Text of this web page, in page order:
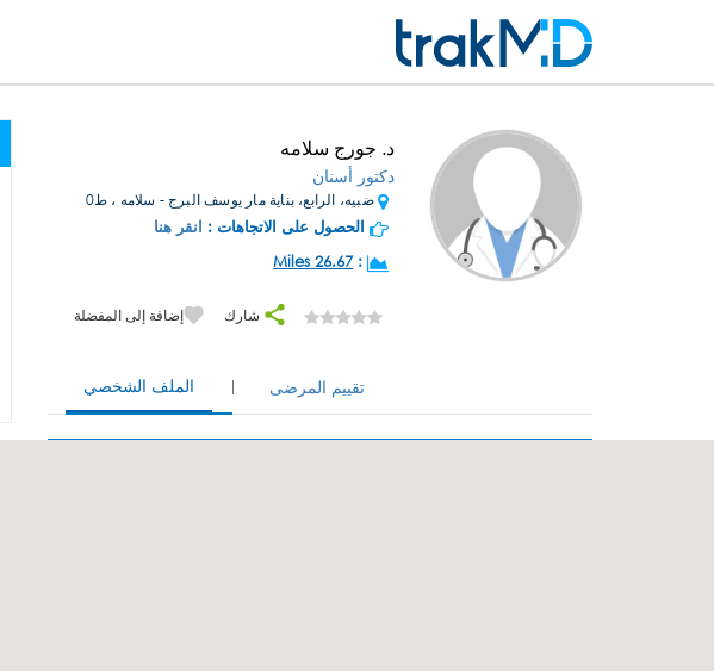
د. جورج سلامه
دكتور أسنان
ضبيه، الرابع، بناية مار يوسف البرج - سلامه ، ط0
الحصول على الاتجاهات : انقر هنا
:
26.67 Miles
شارك إضافة إلى المفضلة
الملف الشخصي تقييم المرضى